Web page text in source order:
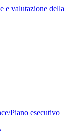
e valutazione della
Piano esecutivo